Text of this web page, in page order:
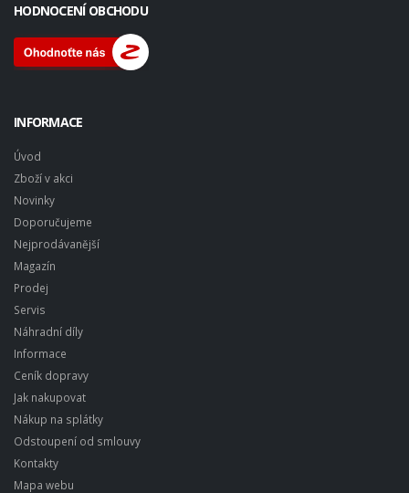
HODNOCENÍ OBCHODU
INFORMACE
Úvod
Zboží v akci
Novinky
Doporučujeme
Nejprodávanější
Magazín
Prodej
Servis
Náhradní díly
Informace
Ceník dopravy
Jak nakupovat
Nákup na splátky
Odstoupení od smlouvy
Kontakty
Mapa webu